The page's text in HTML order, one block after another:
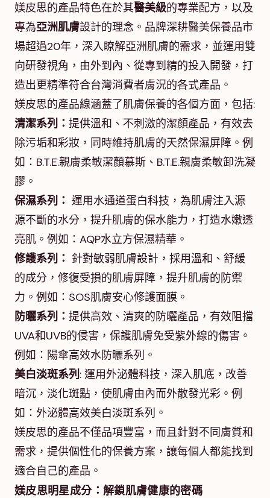
媄皮思的產品特色在於其醫美級的專業配方，以及
專為亞洲肌膚設計的理念。品牌深耕醫美保養品市
場超過20年，深入瞭解亞洲肌膚的需求，並運用雙
向研發視角，由外到內、從專到精的投入開發，打
造出更精準符合台灣消費者膚況的各式產品。
媄皮思的產品線涵蓋了肌膚保養的各個方面，包括:
清潔系列： 提供溫和、不刺激的潔顏產品，有效去
除污垢和彩妝，同時維持肌膚的天然保濕屏障。例
如：B.T.E.親膚柔敏潔顏慕斯、B.T.E.親膚柔敏卸洗凝
膠。
保濕系列： 運用水通道蛋白科技，為肌膚注入源
源不斷的水分，提升肌膚的保水能力，打造水嫩透
亮肌。例如：AQP水立方保濕精華。
修護系列： 針對敏弱肌膚設計，採用溫和、舒緩
的成分，修復受損的肌膚屏障，提升肌膚的防禦
力。例如：SOS肌膚安心修護面膜。
防曬系列： 提供高效、清爽的防曬產品，有效阻擋
UVA和UVB的侵害，保護肌膚免受紫外線的傷害。
例如：陽傘高效水防曬系列。
美白淡斑系列: 運用外泌體科技，深入肌底，改善
暗沉，淡化斑點，使肌膚由內而外散發光彩。例
如：外泌體高效美白淡斑系列。
媄皮思的產品不僅品項豐富，而且針對不同膚質和
需求，提供個性化的保養方案，讓每個人都能找到
適合自己的產品。
媄皮思明星成分：解鎖肌膚健康的密碼